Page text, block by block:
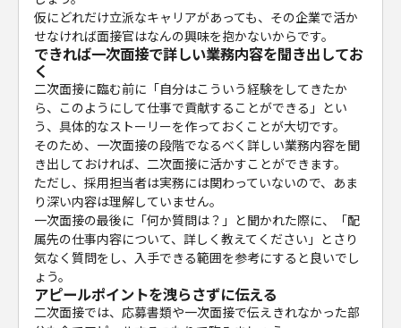
仮にどれだけ立派なキャリアがあっても、その企業で活か
せなければ面接官はなんの興味を抱かないからです。
できれば一次面接で詳しい業務内容を聞き出してお
く
二次面接に臨む前に「自分はこういう経験をしてきたか
ら、このようにして仕事で貢献することができる」とい
う、具体的なストーリーを作っておくことが大切です。
そのため、一次面接の段階でなるべく詳しい業務内容を聞
き出しておければ、二次面接に活かすことができます。
ただし、採用担当者は実務には関わっていないので、あま
り深い内容は理解していません。
一次面接の最後に「何か質問は？」と聞かれた際に、「配
属先の仕事内容について、詳しく教えてください」とさり
気なく質問をし、入手できる範囲を参考にすると良いでし
ょう。
アピールポイントを洩らさずに伝える
二次面接では、応募書類や一次面接で伝えきれなかった部